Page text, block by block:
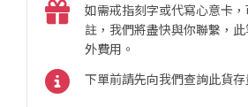
如需戒指刻字或代寫心意卡
註，我們將盡快與你聯繫，
外費用。
下單前請先向我們查詢此貨